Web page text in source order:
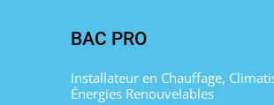
BAC PRO
Installateur en Chauffage,
Énergies Renouvelables